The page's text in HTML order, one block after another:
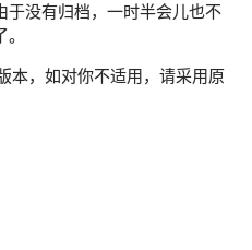
于没有归档，一时半会儿也不
，如对你不适用，请采用原